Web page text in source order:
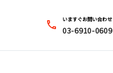

 いますぐお問い合わせ
03-6910-0609